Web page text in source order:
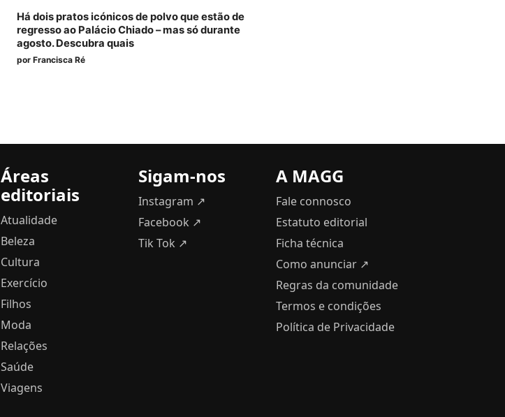
Há dois pratos icónicos de polvo que estão de
regresso ao Palácio Chiado – mas só durante
agosto. Descubra quais
por Francisca Ré
Áreas
editoriais
Atualidade
Beleza
Cultura
Exercício
Filhos
Moda
Relações
Saúde
Viagens
Sigam-nos
Instagram ↗
Facebook ↗
Tik Tok ↗
A MAGG
Fale connosco
Estatuto editorial
Ficha técnica
Como anunciar ↗
Regras da comunidade
Termos e condições
Política de Privacidade